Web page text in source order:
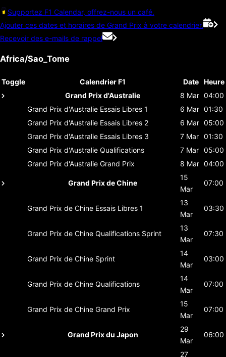
Supportez F1 Calendar, offrez-nous un café.
Ajouter ces dates et horaires de Grand Prix à votre calendrier.
Recevoir des e-mails de rappel
Africa/Sao_Tome
Toggle Calendrier F1 Date Heure
Grand Prix d'Australie
8 Mar 04:00
Grand Prix d'Australie Essais Libres 1 6 Mar 01:30
Grand Prix d'Australie Essais Libres 2 6 Mar 05:00
Grand Prix d'Australie Essais Libres 3 7 Mar 01:30
Grand Prix d'Australie Qualifications 7 Mar 05:00
Grand Prix d'Australie Grand Prix 8 Mar 04:00
Grand Prix de Chine
15
Mar
07:00
Grand Prix de Chine Essais Libres 1
13
Mar
03:30
Grand Prix de Chine Qualifications Sprint
13
Mar
07:30
Grand Prix de Chine Sprint
14
Mar
03:00
Grand Prix de Chine Qualifications
14
Mar
07:00
Grand Prix de Chine Grand Prix
15
Mar
07:00
Grand Prix du Japon
29
Mar
06:00
27